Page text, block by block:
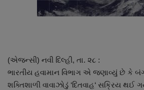
About Author
Dipotsav Special
આંતરરાષ્ટ્રીય
(એજન્સી) નવી દિલ્હી, તા. ૨૮ :
ભારતીય હવામાન વિભાગ એ જણાવ્યું છે કે
શક્તિશાળી વાવાઝોડું ‘દિતવાહ‘ સક્રિય